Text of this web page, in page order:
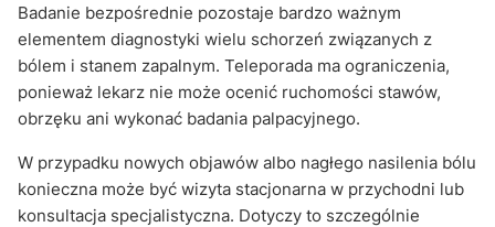
Badanie bezpośrednie pozostaje bardzo ważnym
elementem diagnostyki wielu schorzeń związanych z
bólem i stanem zapalnym. Teleporada ma ograniczenia,
ponieważ lekarz nie może ocenić ruchomości stawów,
obrzęku ani wykonać badania palpacyjnego.
W przypadku nowych objawów albo nagłego nasilenia bólu
konieczna może być wizyta stacjonarna w przychodni lub
konsultacja specjalistyczna. Dotyczy to szczególnie